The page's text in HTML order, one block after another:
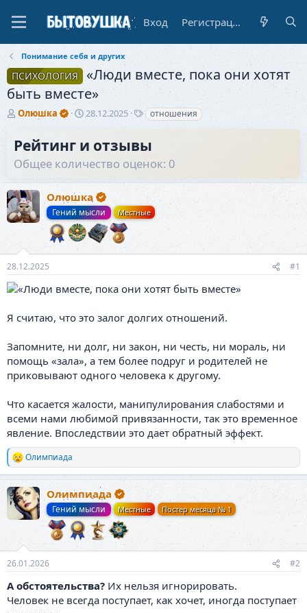
Вход Регистрация
Понимание себя и других
ПСИХОЛОГИЯ
«Люди вместе, пока они хотят
быть вместе»
А
о
р
е
м
ы
Олюшка
Д
а
н
ч
а
л
а
28.12.2025
Т
и
отношения
Рейтинг и отзывы
Общее количество оценок: 0
Олюшка
Гений мысли Местные
28.12.2025 #1
Я считаю, что это залог долгих отношений.
Запомните, ни долг, ни закон, ни честь, ни мораль, ни
помощь «зала», а тем более подруг и родителей не
приковывают одного человека к другому.
Что касается жалости, манипулирования слабостями и
всеми нами любимой привязанности, так это временное
явление. Впоследствии это дает обратный эффект.
Р
е
к
ц
Олимпиада
Олимпиада
Гений мысли Местные Постер месяца № 1
26.01.2026 #2
А обстоятельства? Их нельзя игнорировать.
Человек не всегда поступает, как хочет, иногда поступает